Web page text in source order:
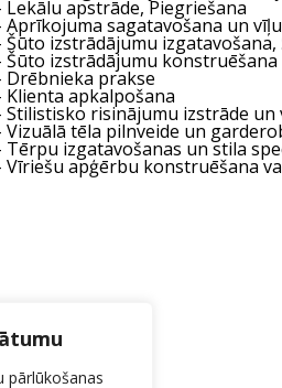
pārlūkošanas
Lekālu apstrāde, Piegriešana
Aprīkojuma sagatavošana un
Šūto izstrādājumu
Šūto izstrādājumu
Drēbnieka prakse
Klienta apkalpošana
Stilistisko risinājumu izstrāde un
Vizuālā tēla pilnveide un
Tērpu izgatavošanas un stila
Vīriešu apģērbu konstruēšana